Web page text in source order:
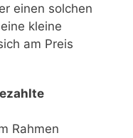
einen solchen
kleine
am Preis
Rahmen